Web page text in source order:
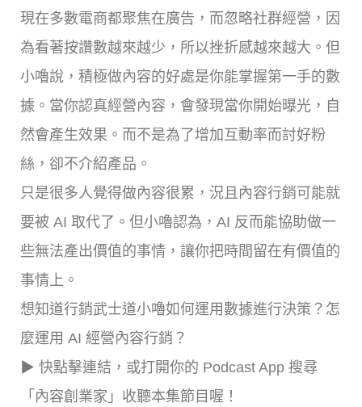
現在多數電商都聚焦在廣告，而忽略社群經營，因
為看著按讚數越來越少，所以挫折感越來越大。但
小嚕說，積極做內容的好處是你能掌握第一手的數
據。當你認真經營內容，會發現當你開始曝光，自
然會產生效果。而不是為了增加互動率而討好粉
絲，卻不介紹產品。
只是很多人覺得做內容很累，況且內容行銷可能就
要被 AI 取代了。但小嚕認為，AI 反而能協助做一
些無法產出價值的事情，讓你把時間留在有價值的
事情上。
想知道行銷武士道小嚕如何運用數據進行決策？怎
麼運用 AI 經營內容行銷？
▶ 快點擊連結，或打開你的 Podcast App 搜尋
「內容創業家」收聽本集節目喔！